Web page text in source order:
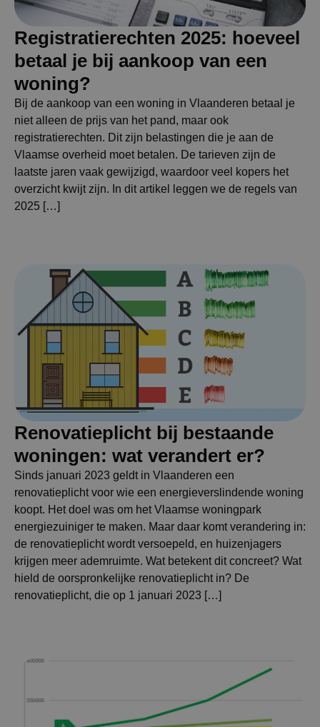
Registratierechten 2025: hoeveel
betaal je bij aankoop van een
woning?
Bij de aankoop van een woning in Vlaanderen betaal je
niet alleen de prijs van het pand, maar ook
registratierechten. Dit zijn belastingen die je aan de
Vlaamse overheid moet betalen. De tarieven zijn de
laatste jaren vaak gewijzigd, waardoor veel kopers het
overzicht kwijt zijn. In dit artikel leggen we de regels van
2025 […]
Renovatieplicht bij bestaande
woningen: wat verandert er?
Sinds januari 2023 geldt in Vlaanderen een
renovatieplicht voor wie een energieverslindende woning
koopt. Het doel was om het Vlaamse woningpark
energiezuiniger te maken. Maar daar komt verandering in:
de renovatieplicht wordt versoepeld, en huizenjagers
krijgen meer ademruimte. Wat betekent dit concreet? Wat
hield de oorspronkelijke renovatieplicht in? De
renovatieplicht, die op 1 januari 2023 […]